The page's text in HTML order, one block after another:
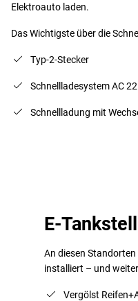
Elektroauto laden.
Das Wichtigste über die
Typ-2-Stecker
Schnellladesystem AC
Schnellladung mit
E-
An diesen
installiert – und
Vergölst